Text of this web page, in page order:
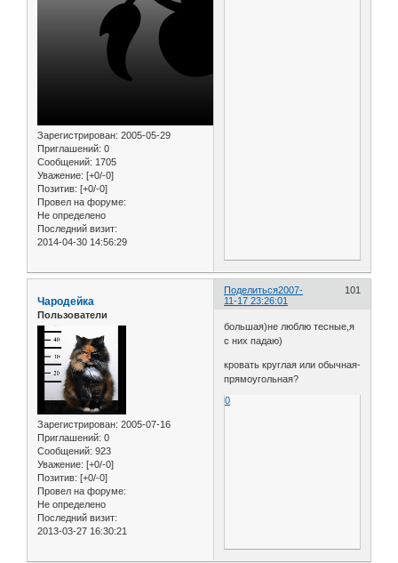
Зарегистрирован: 2005-05-29
Приглашений: 0
Сообщений: 1705
Уважение: [+0/-0]
Позитив: [+0/-0]
Провел на форуме:
Не определено
Последний визит:
2014-04-30 14:56:29
Поделиться 101
2007-
11-17 23:26:01
Чародейка
Пользователи
Зарегистрирован: 2005-07-16
Приглашений: 0
Сообщений: 923
Уважение: [+0/-0]
Позитив: [+0/-0]
Провел на форуме:
Не определено
Последний визит:
2013-03-27 16:30:21
большая)не люблю тесные,я
с них падаю)
кровать круглая или обычная-
прямоугольная?
0